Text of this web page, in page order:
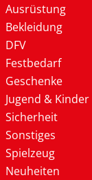
Ausrüstung
Bekleidung
DFV
Festbedarf
Geschenke
Jugend & Kinder
Sicherheit
Sonstiges
Spielzeug
Neuheiten